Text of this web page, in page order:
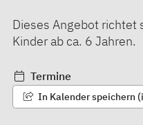
Dieses Angebot richtet
Kinder ab ca. 6 Jahren.
Termine
In Kalender speichern